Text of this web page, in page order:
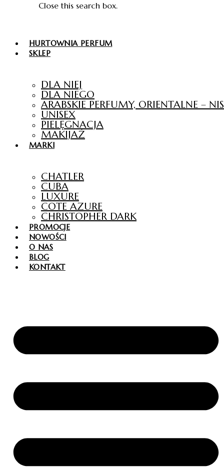
HURTOWNIA PERFUM
SKLEP
DLA NIEJ
DLA NIEGO
ARABSKIE PERFUMY, ORIENTALNE –
UNISEX
PIELĘGNACJA
MAKIJAŻ
MARKI
CHATLER
CUBA
LUXURE
COTE AZURE
CHRISTOPHER DARK
PROMOCJE
NOWOŚCI
O NAS
BLOG
KONTAKT
Close this search box.